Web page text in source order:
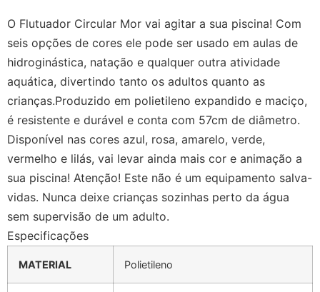
O Flutuador Circular Mor vai agitar a sua piscina! Com
seis opções de cores ele pode ser usado em aulas de
hidroginástica, natação e qualquer outra atividade
aquática, divertindo tanto os adultos quanto as
crianças.Produzido em polietileno expandido e maciço,
é resistente e durável e conta com 57cm de diâmetro.
Disponível nas cores azul, rosa, amarelo, verde,
vermelho e lilás, vai levar ainda mais cor e animação a
sua piscina! Atenção! Este não é um equipamento salva-
vidas. Nunca deixe crianças sozinhas perto da água
sem supervisão de um adulto.
Especificações
MATERIAL Polietileno